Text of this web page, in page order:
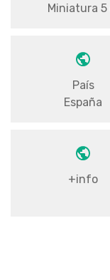
Miniatura 5
País
España
+info